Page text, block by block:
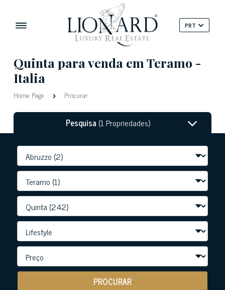
PRT
Quinta para venda em Teramo -
Italia
Home Page Procurar
Pesquisa(1 Propriedades)
PROCURAR